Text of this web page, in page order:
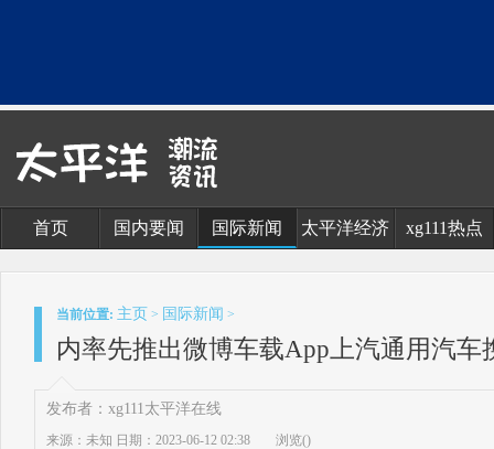
首页 国内要闻 国际新闻 太平洋经济 xg111热点
当前位置: 主页 > 国际新闻 >
内率先推出微博车载App上汽通用汽车
发布者：xg111太平洋在线
来源：未知 日期：2023-06-12 02:38 浏览()